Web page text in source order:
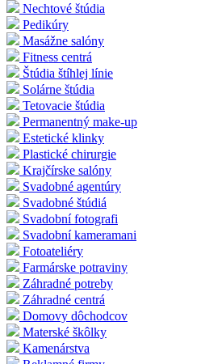
Nechtové štúdia
Pedikúry
Masážne salóny
Fitness centrá
Štúdia štíhlej línie
Solárne štúdia
Tetovacie štúdia
Permanentný make-up
Estetické klinky
Plastické chirurgie
Krajčírske salóny
Svadobné agentúry
Svadobné štúdiá
Svadobní fotografi
Svadobní kameramani
Fotoateliéry
Farmárske potraviny
Záhradné potreby
Záhradné centrá
Domovy dôchodcov
Materské škôlky
Kamenárstva